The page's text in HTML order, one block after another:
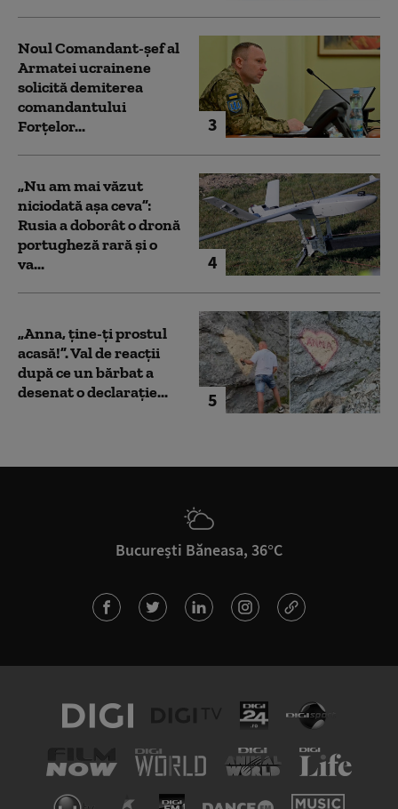
3
Noul Comandant-șef al
Armatei ucrainene
solicită demiterea
comandantului
Forțelor...
4
„Nu am mai văzut
niciodată așa ceva”:
Rusia a doborât o dronă
portugheză rară și o
va...
5
„Anna, ţine-ţi prostul
acasă!”. Val de reacții
după ce un bărbat a
desenat o declarație...
București Băneasa, 36°C